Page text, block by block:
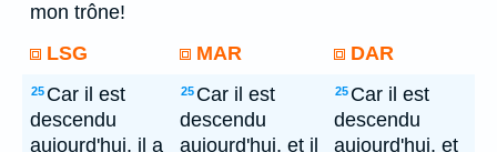
mon trône!
LSG MAR DAR
25 Car il est
descendu
aujourd'hui, il a
25 Car il est
descendu
aujourd'hui, et il
25 Car il est
descendu
aujourd'hui, et